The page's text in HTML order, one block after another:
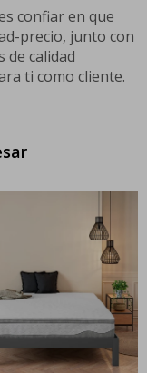
confiar en que
precio, junto con
de calidad
ti como cliente.